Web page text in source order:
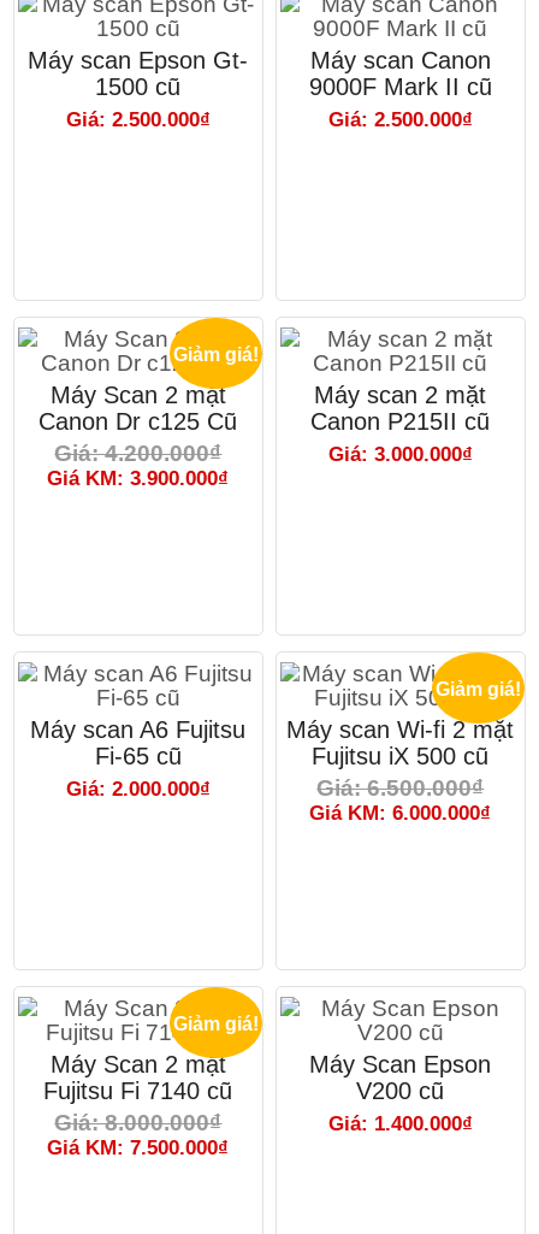
Máy scan Epson Gt-
1500 cũ
Giá: 2.500.000₫
Máy scan Canon
9000F Mark II cũ
Giá: 2.500.000₫
Giảm giá!
Máy Scan 2 mặt
Canon Dr c125 Cũ
Giá: 4.200.000₫
Giá KM: 3.900.000₫
Máy scan 2 mặt
Canon P215II cũ
Giá: 3.000.000₫
Máy scan A6 Fujitsu
Fi-65 cũ
Giá: 2.000.000₫
Giảm giá!
Máy scan Wi-fi 2 mặt
Fujitsu iX 500 cũ
Giá: 6.500.000₫
Giá KM: 6.000.000₫
Giảm giá!
Máy Scan 2 mặt
Fujitsu Fi 7140 cũ
Giá: 8.000.000₫
Giá KM: 7.500.000₫
Máy Scan Epson
V200 cũ
Giá: 1.400.000₫